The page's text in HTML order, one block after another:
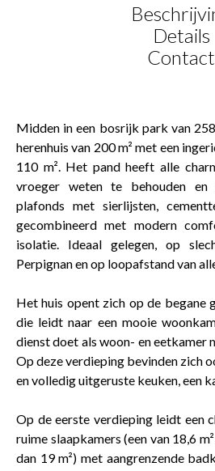
Details
Contact
Midden in een bosrijk park van
herenhuis van 200 m² met een
110 m². Het pand heeft alle
vroeger weten te behouden
plafonds met sierlijsten,
gecombineerd met modern
isolatie. Ideaal gelegen, op
Perpignan en op loopafstand van
Het huis opent zich op de begane
die leidt naar een mooie
dienst doet als woon- en eetkamer
Op deze verdieping bevinden zich
en volledig uitgeruste keuken, een
Op de eerste verdieping leidt een
ruime slaapkamers (een van 18,6
dan 19 m²) met aangrenzende